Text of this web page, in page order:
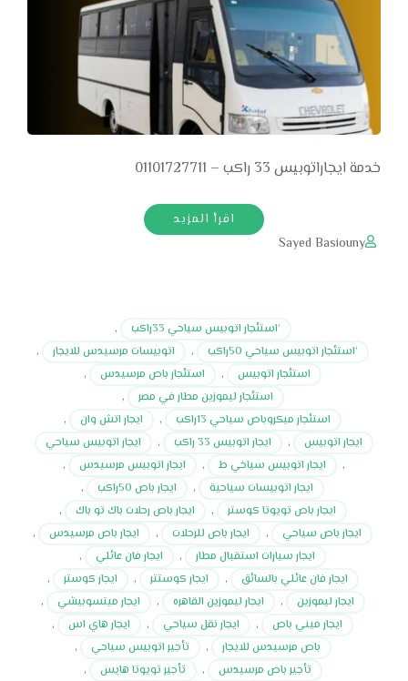
خدمة ايجاراتوبيس 33 راكب – 01101727711
اقرأ المزيد
Sayed Basiouny
‘استئجار اتوبيس سياحي 33راكب
,
‘استئجار اتوبيس سياحي 50راكب
, اتوبيسات مرسيدس للايجار
,
استئجار اتوبيس
, استئجار باص مرسيدس
,
استئجار ليموزين مطار في مصر
,
استئجار ميكروباص سياحي 13راكب
, ايجار اتش وان
,
ايجار اتوبيس
, ايجار اتوبيس 33 راكب ,
ايجار اتوبيس سياحي
,
ايجار اتوبيس سياخي ط , ايجار اتوبيس مرسيدس
,
ايجار اتوبيسات سياحية
, ايجار باص 50راكب
,
ايجار باص تويوتا كوستر
, ايجار باص رحلات باك تو باك
,
ايجار باص سياحي
, ايجار باص للرحلات , ايجار باص مرسيدس
,
ايجار سيارات استقبال مطار
, ايجار فان عائلي
,
ايجار فان عائلي بالسائق
, ايجار كوستتر , ايجار كوستر
,
ايجار ليموزين
, ايجار ليموزين القاهره , ايجار ميتسوبيشي
,
ايجار ميني باص
, ايجار نقل سياحي , ايجار هاي اس
,
باص مرسيدس للايجار
, تأجير اتوبيس سياحي
,
تأجير باص مرسيدس
, تأجير تويوتا هايس
,